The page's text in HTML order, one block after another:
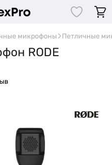
микрофоны Петличные
RODE